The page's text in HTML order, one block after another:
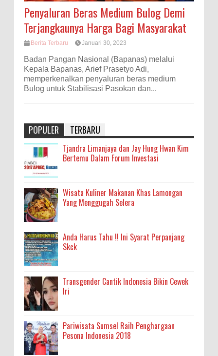
Penyaluran Beras Medium Bulog Demi
Terjangkaunya Harga Bagi Masyarakat
Berita Terbaru Januari 30, 2023
Badan Pangan Nasional (Bapanas) melalui
Kepala Bapanas, Arief Prasetyo Adi,
memperkenalkan penyaluran beras medium
Bulog untuk Stabilisasi Pasokan dan...
POPULER TERBARU
Tjandra Limanjaya dan Jay Hung Hwan Kim
Bertemu Dalam Forum Investasi
Wisata Kuliner Makanan Khas Lamongan
Yang Menggugah Selera
Anda Harus Tahu !! Ini Syarat Perpanjang
Skck
Transgender Cantik Indonesia Bikin Cewek
Iri
Pariwisata Sumsel Raih Penghargaan
Pesona Indonesia 2018